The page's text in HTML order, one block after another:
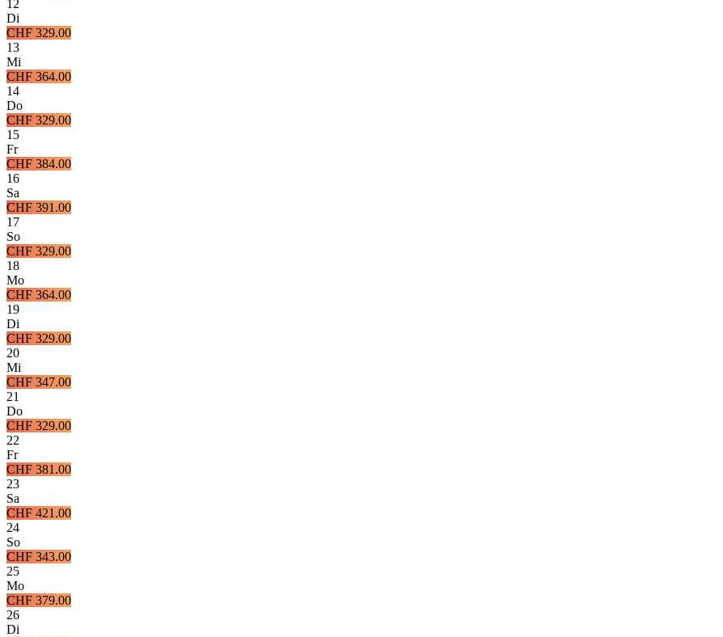
12
Di
CHF 329.00
13
Mi
CHF 364.00
14
Do
CHF 329.00
15
Fr
CHF 384.00
16
Sa
CHF 391.00
17
So
CHF 329.00
18
Mo
CHF 364.00
19
Di
CHF 329.00
20
Mi
CHF 347.00
21
Do
CHF 329.00
22
Fr
CHF 381.00
23
Sa
CHF 421.00
24
So
CHF 343.00
25
Mo
CHF 379.00
26
Di